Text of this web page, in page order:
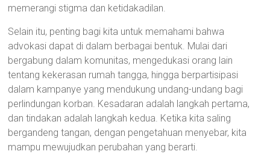
memerangi stigma dan ketidakadilan.
Selain itu, penting bagi kita untuk memahami bahwa
advokasi dapat di dalam berbagai bentuk. Mulai dari
bergabung dalam komunitas, mengedukasi orang lain
tentang kekerasan rumah tangga, hingga berpartisipasi
dalam kampanye yang mendukung undang-undang bagi
perlindungan korban. Kesadaran adalah langkah pertama,
dan tindakan adalah langkah kedua. Ketika kita saling
bergandeng tangan, dengan pengetahuan menyebar, kita
mampu mewujudkan perubahan yang berarti.